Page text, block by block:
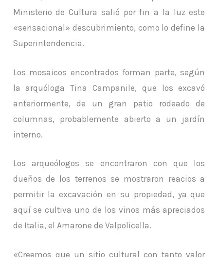
Ministerio de Cultura salió por fin a la luz este
«sensacional» descubrimiento, como lo define la
Superintendencia.
Los mosaicos encontrados forman parte, según
la arquóloga Tina Campanile, que los excavó
anteriormente, de un gran patio rodeado de
columnas, probablemente abierto a un jardín
interno.
Los arqueólogos se encontraron con que los
dueños de los terrenos se mostraron reacios a
permitir la excavación en su propiedad, ya que
aquí se cultiva uno de los vinos más apreciados
de Italia, el Amarone de Valpolicella.
«Creemos que un sitio cultural con tanto valor